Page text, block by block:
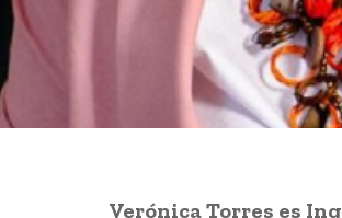
Verónica Torres es